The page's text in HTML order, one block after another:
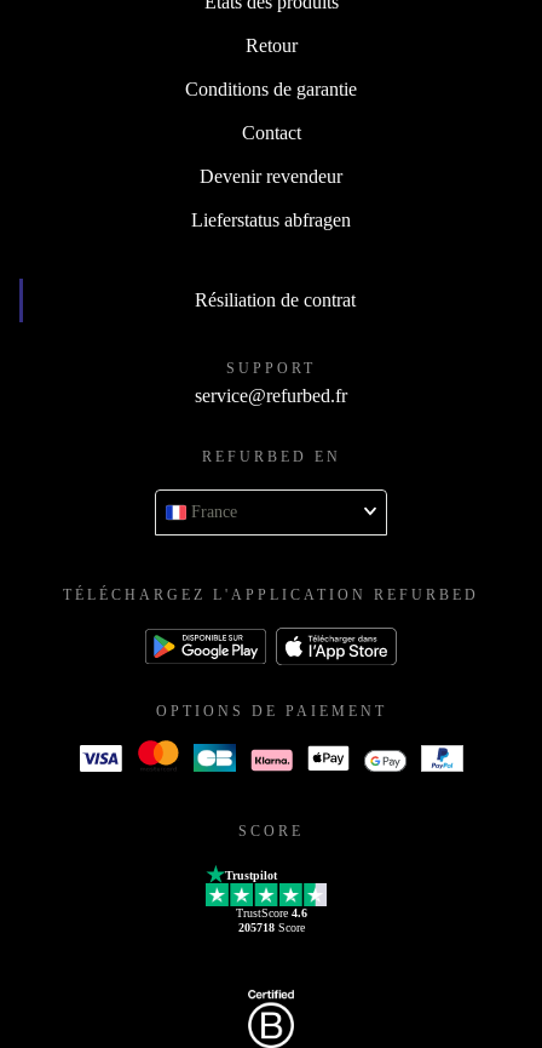
Retour
Conditions de garantie
Contact
Devenir revendeur
Lieferstatus abfragen
Résiliation de contrat
SUPPORT
service@refurbed.fr
REFURBED EN
France
TÉLÉCHARGEZ L'APPLICATION REFURBED
OPTIONS DE PAIEMENT
SCORE
Trustpilot
TrustScore 4.6
205718Score